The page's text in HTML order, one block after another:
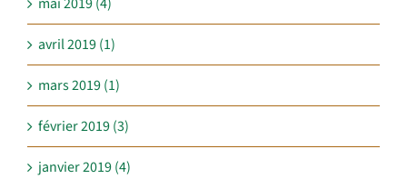
avril 2019 (1)
mars 2019 (1)
février 2019 (3)
janvier 2019 (4)